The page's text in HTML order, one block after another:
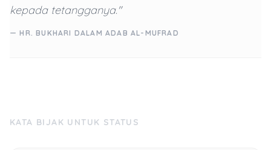
kepada tetangganya."
— HR. BUKHARI DALAM ADAB AL-MUFRAD
KATA BIJAK UNTUK STATUS